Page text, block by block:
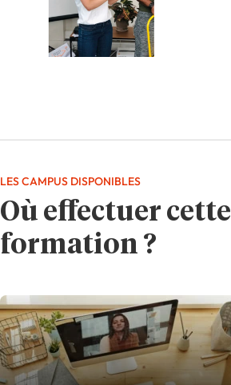
Où effectuer cette
formation ?
LES CAMPUS DISPONIBLES